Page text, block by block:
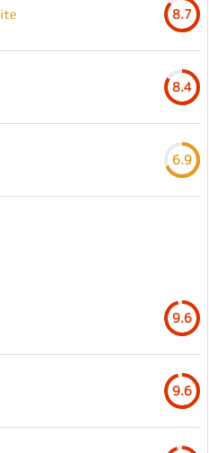
8.7
8.4
6.9
9.6
9.6